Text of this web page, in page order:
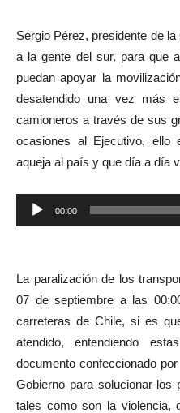
Sergio Pérez, presidente de
a la gente del sur, para que
puedan apoyar la
desatendido una vez más
camioneros a través de sus
ocasiones al Ejecutivo, ello
aqueja al país y que día a día
Reproductor
de
00:00
La paralización de los
07 de septiembre a las
carreteras de Chile, si es
atendido, entendiendo
documento confeccionado
Gobierno para solucionar los
tales como son la violencia,